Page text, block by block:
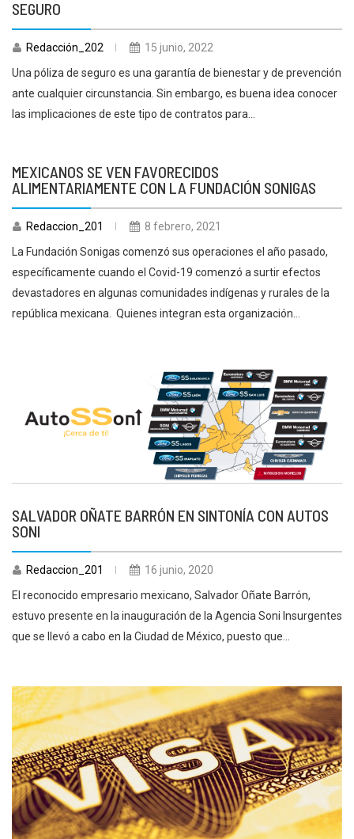
SEGURO
Redacción_202
15 junio, 2022
Una póliza de seguro es una garantía de bienestar y de prevención
ante cualquier circunstancia. Sin embargo, es buena idea conocer
las implicaciones de este tipo de contratos para...
MEXICANOS SE VEN FAVORECIDOS
ALIMENTARIAMENTE CON LA FUNDACIÓN SONIGAS
Redaccion_201
8 febrero, 2021
La Fundación Sonigas comenzó sus operaciones el año pasado,
específicamente cuando el Covid-19 comenzó a surtir efectos
devastadores en algunas comunidades indígenas y rurales de la
república mexicana. Quienes integran esta organización...
SALVADOR OÑATE BARRÓN EN SINTONÍA CON AUTOS
SONI
Redaccion_201
16 junio, 2020
El reconocido empresario mexicano, Salvador Oñate Barrón,
estuvo presente en la inauguración de la Agencia Soni Insurgentes
que se llevó a cabo en la Ciudad de México, puesto que...